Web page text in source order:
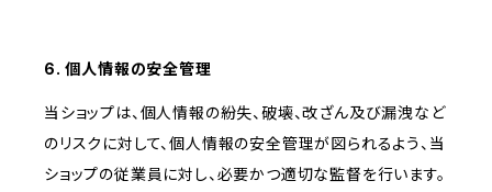
6. 個人情報の安全管理
当ショップは、個人情報の紛失、破壊、改ざん及び漏洩など
のリスクに対して、個人情報の安全管理が図られるよう、当
ショップの従業員に対し、必要かつ適切な監督を行います。